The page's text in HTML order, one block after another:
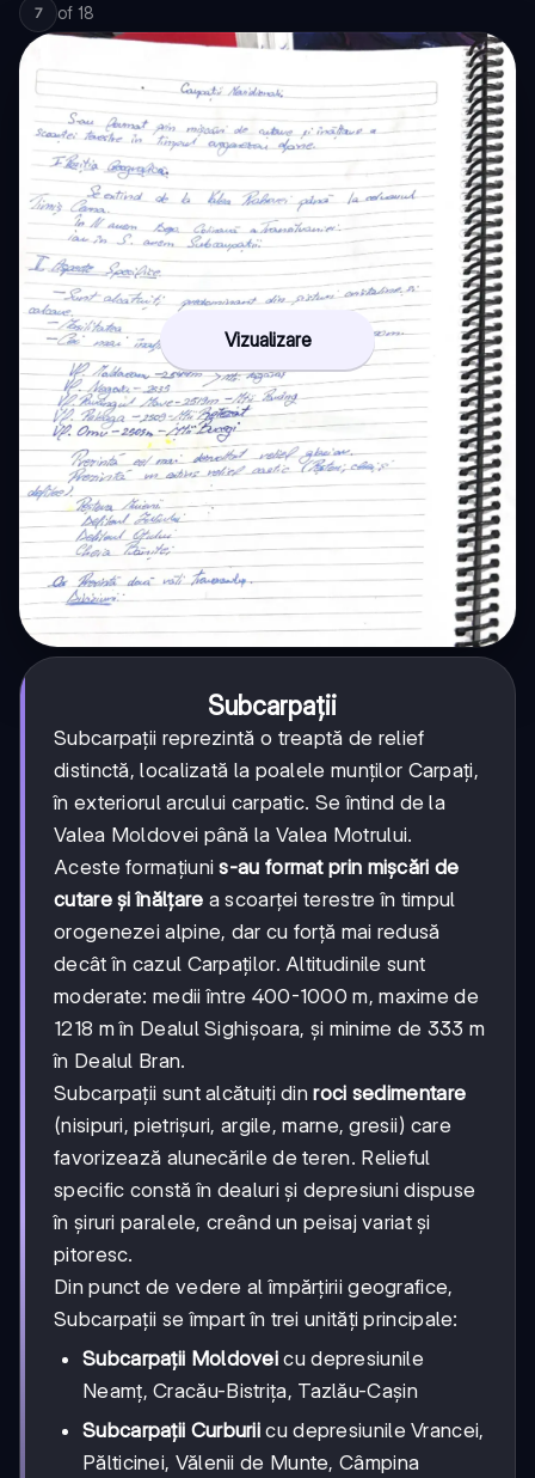
7 of 18
Vizualizare
Subcarpații
Subcarpații reprezintă o treaptă de relief
distinctă, localizată la poalele munților Carpați,
în exteriorul arcului carpatic. Se întind de la
Valea Moldovei până la Valea Motrului.
Aceste formațiunis-au format prin mișcări de
cutare și înălțare a scoarței terestre în timpul
orogenezei alpine, dar cu forță mai redusă
decât în cazul Carpaților. Altitudinile sunt
moderate: medii între 400-1000 m, maxime de
1218 m în Dealul Sighișoara, și minime de 333 m
în Dealul Bran.
Subcarpații sunt alcătuiți dinroci sedimentare
(nisipuri, pietrișuri, argile, marne, gresii) care
favorizează alunecările de teren. Relieful
specific constă în dealuri și depresiuni dispuse
în șiruri paralele, creând un peisaj variat și
pitoresc.
Din punct de vedere al împărțirii geografice,
Subcarpații se împart în trei unități principale:
Subcarpații Moldovei cu depresiunile
Neamț, Cracău-Bistrița, Tazlău-Cașin
Subcarpații Curburii cu depresiunile Vrancei,
Pălticinei, Vălenii de Munte, Câmpina